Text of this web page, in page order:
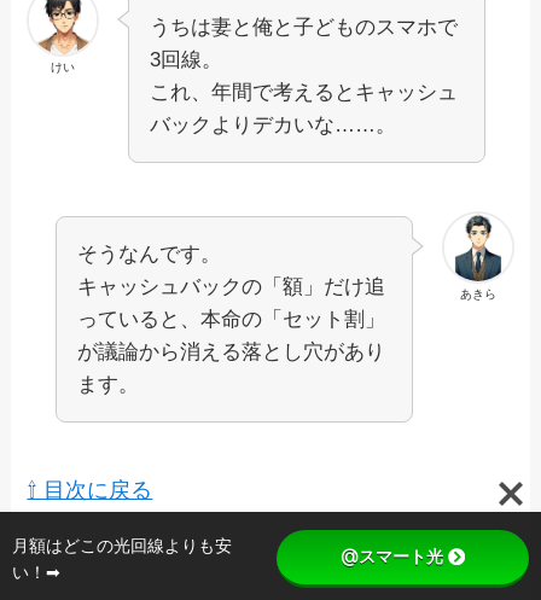
けい
うちは妻と俺と子どものスマホで
3回線。
これ、年間で考えるとキャッシュ
バックよりデカいな……。
あきら
そうなんです。
キャッシュバックの「額」だけ追
っていると、本命の「セット割」
が議論から消える落とし穴があり
ます。
⇧ 目次に戻る
月額はどこの光回線よりも安
い！➡
@スマート光